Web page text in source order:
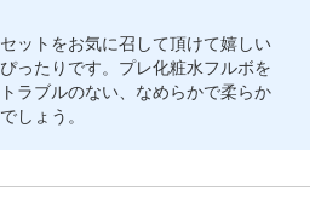
ットをお気に召して頂けて嬉しい
ったりです。プレ化粧水フルボを
ラブルのない、なめらかで柔らか
しょう。